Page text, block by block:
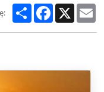
ShareFacebook
X